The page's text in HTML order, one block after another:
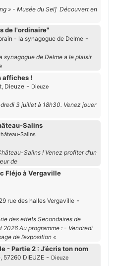
» - Musée du Sel] Découvert en
de l'ordinaire"
- la synagogue de Delme -
synagogue de Delme a le plaisir
affiches !
Dieuze - Dieuze
3 juillet à 18h30. Venez jouer
Salins
Salins
Salins ! Venez profiter d’un
de
Fléjo à Vergaville
rue des halles Vergaville -
des effets Secondaires de
2026 Au programme : - Vendredi
de l’exposition «
- Partie 2 : J’écris ton nom
57260 DIEUZE - Dieuze